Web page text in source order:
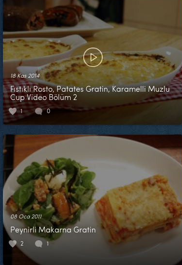
18 Kas 2014
Fıstıklı Rosto, Patates Gratin, Karamelli Muzlu
Cup Video Bölüm 2
1 0
08 Oca 2011
Peynirli Makarna Gratin
2 1